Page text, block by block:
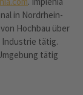
in Nordrhein-
Hochbau über
Industrie tätig.
tätig